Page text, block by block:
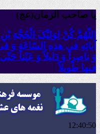
یا صاحب الزمان(عج)
اللّهُمَّ کُنْ لِوَلِیِّکَ الْحُجَّةِ
آبائِهِ فی هذِهِ السّاعَةِ وَ
‏وَ ناصِراً وَ دَلیلاً وَ عَیْناً
فیها طَویلاً
12:40:52